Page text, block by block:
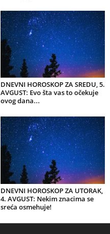
DNEVNI HOROSKOP ZA SREDU, 5.
AVGUST: Evo šta vas to očekuje
ovog dana...
DNEVNI HOROSKOP ZA UTORAK,
4. AVGUST: Nekim znacima se
sreća osmehuje!